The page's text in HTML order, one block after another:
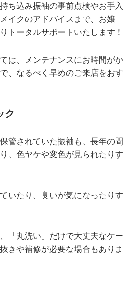
ち込み振袖の事前点検やお手入
イクのアドバイスまで、お嬢
トータルサポートいたします！
は、メンテナンスにお時間がか
、なるべく早めのご来店をおす
ク
管されていた振袖も、長年の間
、色ヤケや変色が見られたりす
いたり、臭いが気になったりす
「丸洗い」だけで大丈夫なケー
きや補修が必要な場合もありま